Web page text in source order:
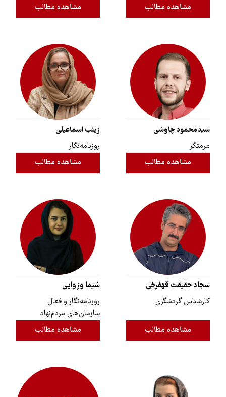
مشاهده مطالب مشاهده مطالب
سیدمحمود چاوشی
مرمتگر
مشاهده مطالب
زینب اسماعیلی
روزنامه‌نگار
مشاهده مطالب
سجاد حقیقت قهفرخی
کارشناس گردشگری
مشاهده مطالب
شیما وزوایی
روزنامه‌نگار و فعال
سازمان‌های مردم‌نهاد
مشاهده مطالب